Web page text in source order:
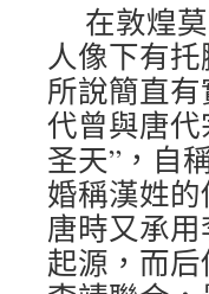
在敦煌
人像下有
所說簡直
代曾與唐
圣天”，自
婚稱漢姓
唐時又承
起源，而